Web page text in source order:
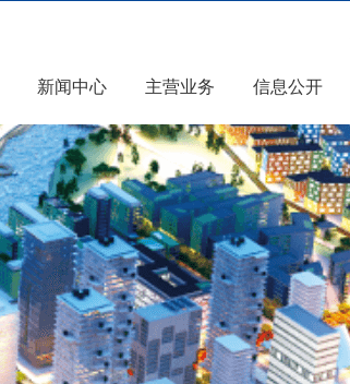
新闻中心 主营业务 信息公开